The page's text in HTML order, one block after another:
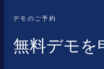
デモのご予約
無料デモを